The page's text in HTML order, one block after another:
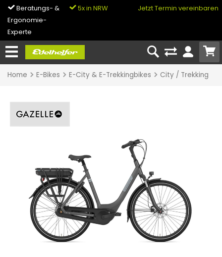
Beratungs- &
Ergonomie-
Experte
5x in NRW
0% Finanzierung
Jetzt Termin vereinbaren
Home E-Bikes E-City & E-Trekkingbikes City / Trekking